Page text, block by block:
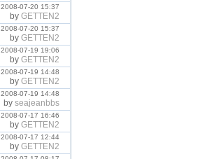
2008-07-20 15:37
by GETTEN2
2008-07-20 15:37
by GETTEN2
2008-07-19 19:06
by GETTEN2
2008-07-19 14:48
by GETTEN2
2008-07-19 14:48
by seajeanbbs
2008-07-17 16:46
by GETTEN2
2008-07-17 12:44
by GETTEN2